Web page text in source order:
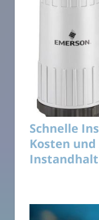
Schnelle
Kosten